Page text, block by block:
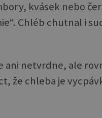
kvásek nebo
Chléb chutnal i
ani netvrdne, ale
že chleba je